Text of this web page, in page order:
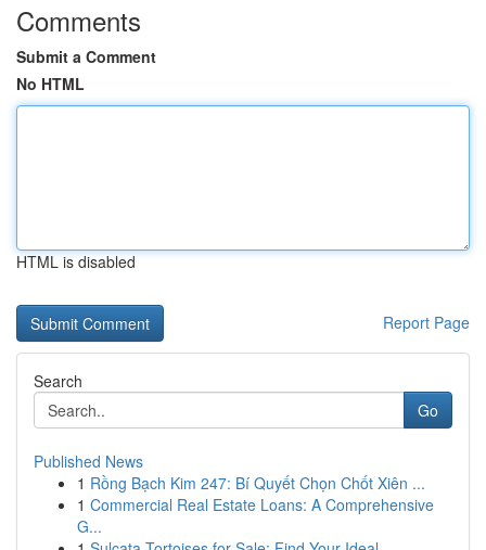
Comments
Submit a Comment
No HTML
HTML is disabled
Report Page
Search
Go
Published News
1 Rồng Bạch Kim 247: Bí Quyết Chọn Chốt Xiên ...
1 Commercial Real Estate Loans: A Comprehensive
G...